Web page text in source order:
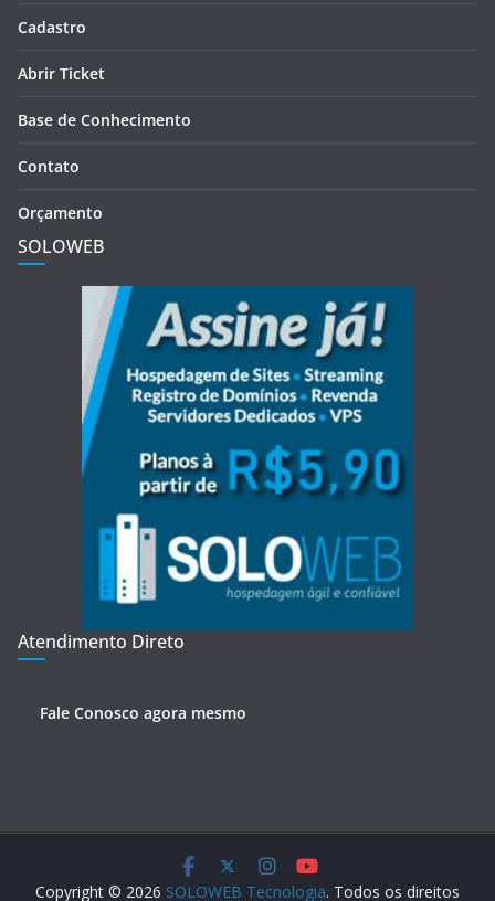
Cadastro
Abrir Ticket
Base de Conhecimento
Contato
Orçamento
SOLOWEB
Atendimento Direto
Fale Conosco agora mesmo
Copyright © 2026 SOLOWEB Tecnologia. Todos os direitos